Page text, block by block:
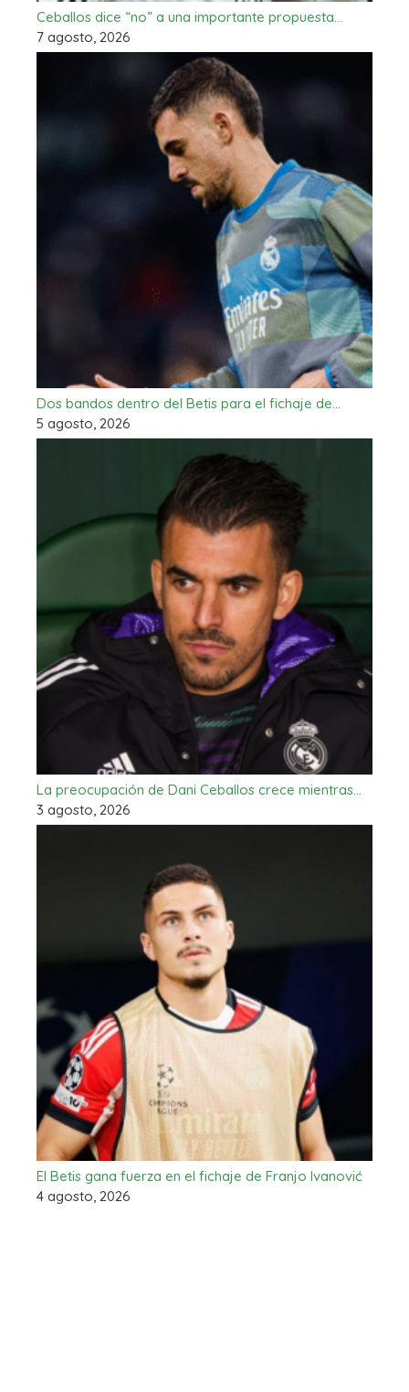
Ceballos dice “no” a una importante propuesta…
7 agosto, 2026
Dos bandos dentro del Betis para el fichaje de…
5 agosto, 2026
La preocupación de Dani Ceballos crece mientras…
3 agosto, 2026
El Betis gana fuerza en el fichaje de Franjo Ivanović
4 agosto, 2026